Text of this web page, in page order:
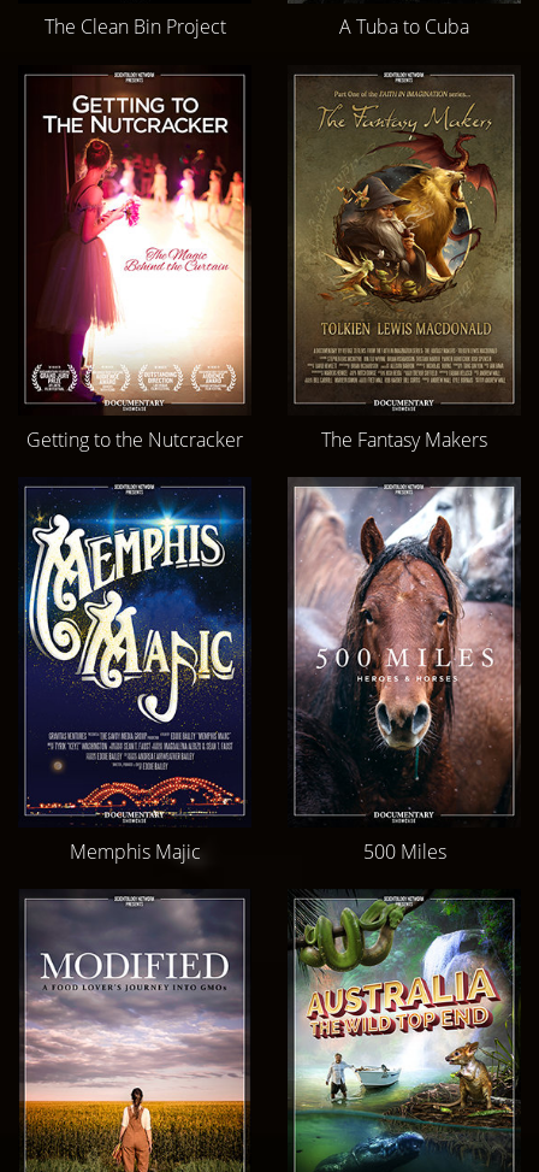
The Clean Bin Project A Tuba to Cuba
Getting to the Nutcracker The Fantasy Makers
Memphis Majic 500 Miles